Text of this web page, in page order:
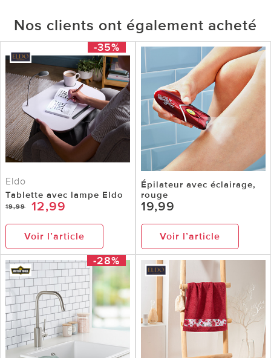
Nos clients ont également acheté
-35%
Eldo
Tablette avec lampe Eldo
19,99 12,99
Voir l’article
Épilateur avec éclairage,
rouge
19,99
Voir l’article
-28%